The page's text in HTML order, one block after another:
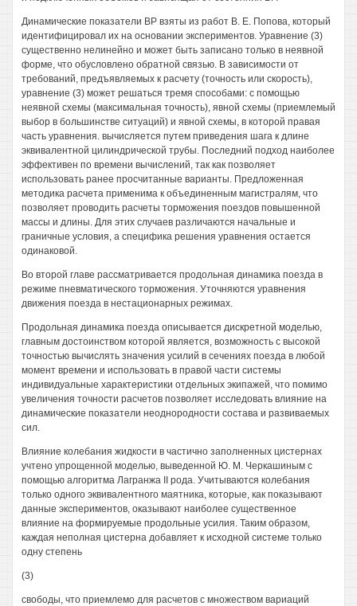
Динамические показатели ВР взяты из работ В. Е. Попова, который
идентифицировал их на основании экспериментов. Уравнение (3)
существенно нелинейно и может быть записано только в неявной
форме, что обусловлено обратной связью. В зависимости от
требований, предъявляемых к расчету (точность или скорость),
уравнение (3) может решаться тремя способами: с помощью
неявной схемы (максимальная точность), явной схемы (приемлемый
выбор в большинстве ситуаций) и явной схемы, в которой правая
часть уравнения. вычисляется путем приведения шага к длине
эквивалентной цилиндрической трубы. Последний подход наиболее
эффективен по времени вычислений, так как позволяет
использовать ранее просчитанные варианты. Предложенная
методика расчета применима к объединенным магистралям, что
позволяет проводить расчеты торможения поездов повышенной
массы и длины. Для этих случаев различаются начальные и
граничные условия, а специфика решения уравнения остается
одинаковой.
Во второй главе рассматривается продольная динамика поезда в
режиме пневматического торможения. Уточняются уравнения
движения поезда в нестационарных режимах.
Продольная динамика поезда описывается дискретной моделью,
главным достоинством которой является, возможность с высокой
точностью вычислять значения усилий в сечениях поезда в любой
момент времени и использовать в правой части системы
индивидуальные характеристики отдельных экипажей, что помимо
увеличения точности расчетов позволяет исследовать влияние на
динамические показатели неоднородности состава и развиваемых
сил.
Влияние колебания жидкости в частично заполненных цистернах
учтено упрощенной моделью, выведенной Ю. М. Черкашиным с
помощью алгоритма Лагранжа II рода. Учитываются колебания
только одного эквивалентного маятника, которые, как показывают
данные экспериментов, оказывают наиболее существенное
влияние на формируемые продольные усилия. Таким образом,
каждая неполная цистерна добавляет к исходной системе только
одну степень
(3)
свободы, что приемлемо для расчетов с множеством вариаций